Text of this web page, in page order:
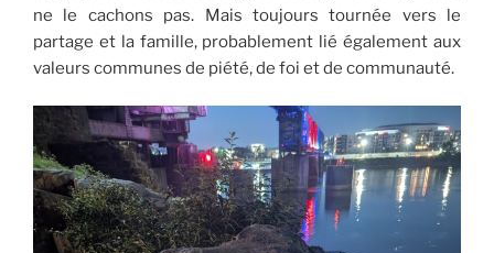
ne le cachons pas. Mais toujours tournée vers le
partage et la famille, probablement lié également aux
valeurs communes de piété, de foi et de communauté.